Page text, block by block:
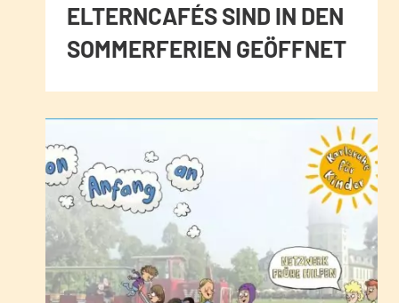
ELTERNCAFÉS SIND IN DEN
SOMMERFERIEN GEÖFFNET